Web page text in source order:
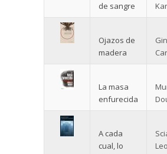
de sangre
Ojazos de
madera
La masa
enfurecida
A cada
cual, lo